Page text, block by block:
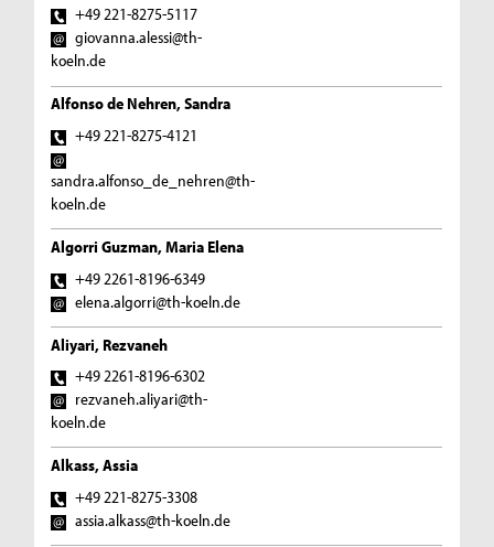
+49 221-8275-5117
giovanna.alessi@th-
koeln.de
Alfonso de Nehren, Sandra
+49 221-8275-4121
sandra.alfonso_de_nehren@th-
koeln.de
Algorri Guzman, Maria Elena
+49 2261-8196-6349
elena.algorri@th-koeln.de
Aliyari, Rezvaneh
+49 2261-8196-6302
rezvaneh.aliyari@th-
koeln.de
Alkass, Assia
+49 221-8275-3308
assia.alkass@th-koeln.de